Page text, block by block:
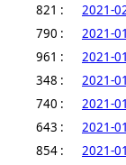
821 :
2021-
790 :
2021-
961 :
2021-
348 :
2021-
740 :
2021-
643 :
2021-
854 :
2021-